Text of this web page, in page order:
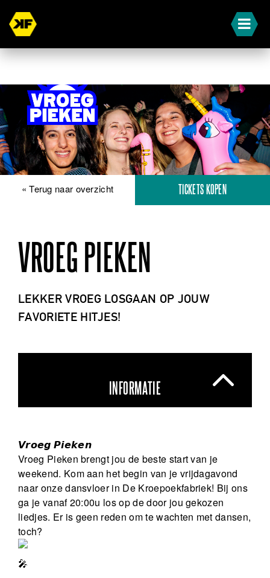
« Terug naar overzicht TICKETS KOPEN
VROEG PIEKEN
LEKKER VROEG LOSGAAN OP JOUW
FAVORIETE HITJES!
INFORMATIE
𝙑𝙧𝙤𝙚𝙜 𝙋𝙞𝙚𝙠𝙚𝙣
Vroeg Pieken brengt jou de beste start van je
weekend. Kom aan het begin van je vrijdagavond
naar onze dansvloer in De Kroepoekfabriek! Bij ons
ga je vanaf 20:00u los op de door jou gekozen
liedjes. Er is geen reden om te wachten met dansen,
toch?